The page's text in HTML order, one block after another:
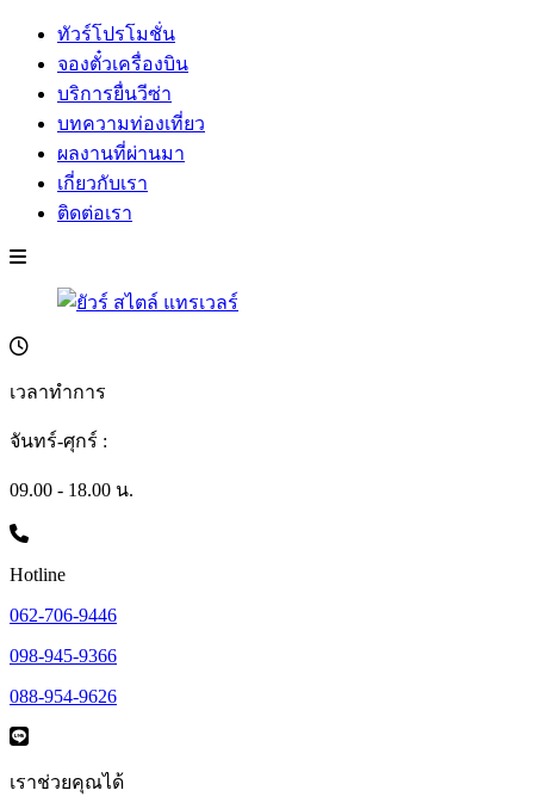
ทัวร์โปรโมชั่น
จองตั๋วเครื่องบิน
บริการยื่นวีซ่า
บทความท่องเที่ยว
ผลงานที่ผ่านมา
เกี่ยวกับเรา
ติดต่อเรา
เวลาทำการ
จันทร์-ศุกร์ :
09.00 - 18.00 น.
Hotline
062-706-9446
098-945-9366
088-954-9626
เราช่วยคุณได้